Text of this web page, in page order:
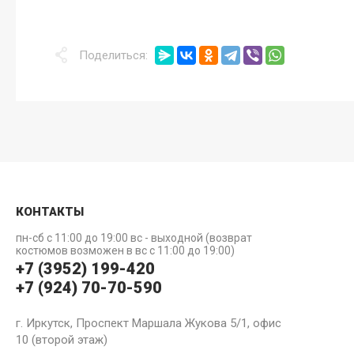
Поделиться:
КОНТАКТЫ
пн-сб с 11:00 до 19:00 вс - выходной (возврат
костюмов возможен в вс с 11:00 до 19:00)
+7 (3952) 199-420
+7 (924) 70-70-590
г. Иркутск, Проспект Маршала Жукова 5/1, офис
10 (второй этаж)